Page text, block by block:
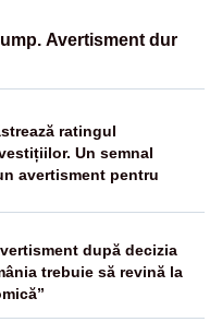
Avertisment dur
ratingul
Un semnal
avertisment pentru
după decizia
trebuie să revină la